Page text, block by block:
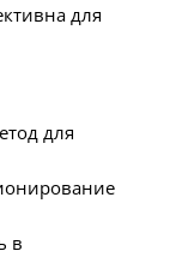
для
для
в